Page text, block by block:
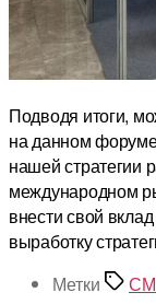
Подводя итоги,
на данном
нашей стратегии
международном
внести свой
выработку
Метки